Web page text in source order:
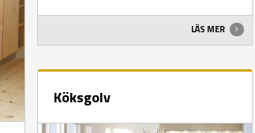
LÄS MER
Köksgolv